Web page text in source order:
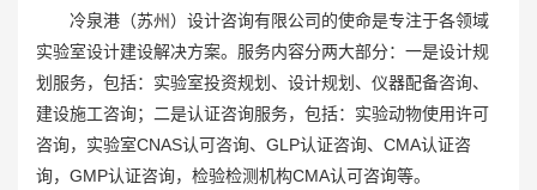
冷泉港（苏州）设计咨询有限公司的使命是专注于各领域
实验室设计建设解决方案。服务内容分两大部分：一是设计规
划服务，包括：实验室投资规划、设计规划、仪器配备咨询、
建设施工咨询；二是认证咨询服务，包括：实验动物使用许可
咨询，实验室CNAS认可咨询、GLP认证咨询、CMA认证咨
询，GMP认证咨询，检验检测机构CMA认可咨询等。